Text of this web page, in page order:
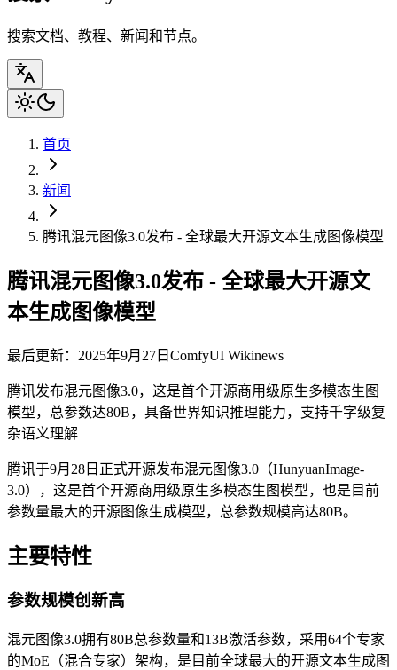
搜索文档、教程、新闻和节点。
首页
新闻
腾讯混元图像3.0发布 - 全球最大开源文本生成图像模型
腾讯混元图像3.0发布 - 全球最大开源文
本生成图像模型
最后更新：2025年9月27日 ComfyUI Wikinews
腾讯发布混元图像3.0，这是首个开源商用级原生多模态生图
模型，总参数达80B，具备世界知识推理能力，支持千字级复
杂语义理解
腾讯于9月28日正式开源发布混元图像3.0（HunyuanImage-
3.0），这是首个开源商用级原生多模态生图模型，也是目前
参数量最大的开源图像生成模型，总参数规模高达80B。
主要特性
参数规模创新高
混元图像3.0拥有80B总参数量和13B激活参数，采用64个专家
的MoE（混合专家）架构，是目前全球最大的开源文本生成图